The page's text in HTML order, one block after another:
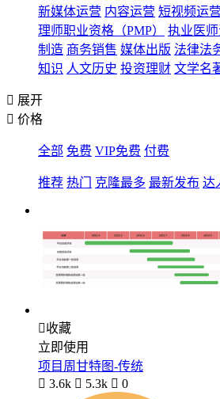
新媒体运营 内容运营 短视频运营
理师职业资格（PMP）
执业医
制造 商务销售 媒体出版 法律法
知识 人文历史 投资理财 文学名
 展开
 价格
全部 免费 VIP免费 付费
推荐 热门 克隆最多 最新发布 达
收藏
立即使用
项目周甘特图-传统
 3.6k  5.3k  0